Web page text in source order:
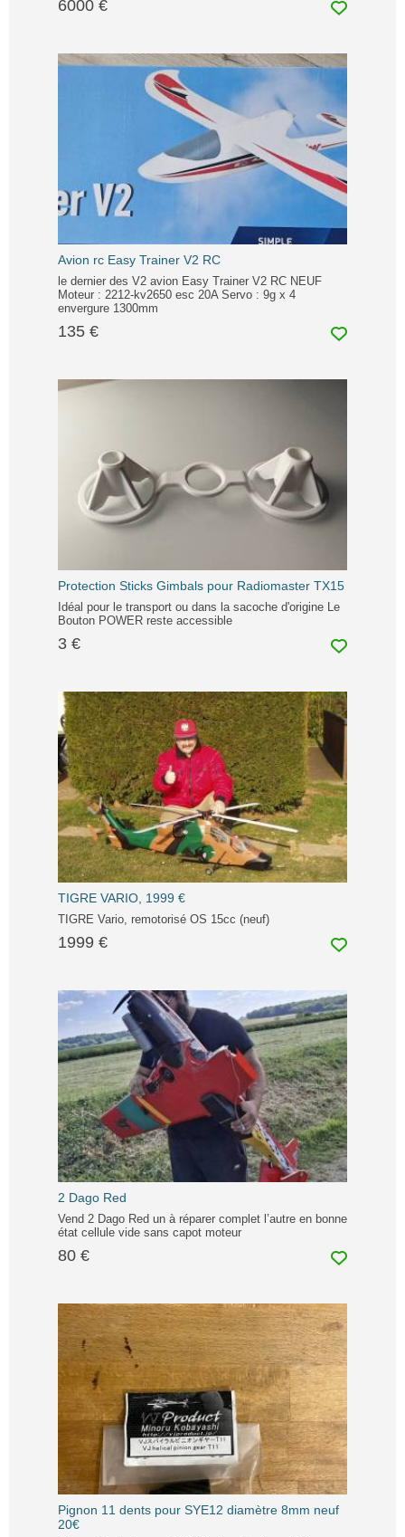
6000 €
Avion rc Easy Trainer V2 RC
le dernier des V2 avion Easy Trainer V2 RC NEUF
Moteur : 2212-kv2650 esc 20A Servo : 9g x 4
envergure 1300mm
135 €
Protection Sticks Gimbals pour Radiomaster TX15
Idéal pour le transport ou dans la sacoche d'origine Le
Bouton POWER reste accessible
3 €
TIGRE VARIO, 1999 €
TIGRE Vario, remotorisé OS 15cc (neuf)
1999 €
2 Dago Red
Vend 2 Dago Red un à réparer complet l’autre en bonne
état cellule vide sans capot moteur
80 €
Pignon 11 dents pour SYE12 diamètre 8mm neuf
20€